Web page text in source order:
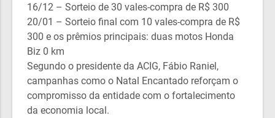
16/12 – Sorteio de 30 vales-compra de R$ 300
20/01 – Sorteio final com 10 vales-compra de R$
300 e os prêmios principais: duas motos Honda
Biz 0 km
Segundo o presidente da ACIG, Fábio Raniel,
campanhas como o Natal Encantado reforçam o
compromisso da entidade com o fortalecimento
da economia local.